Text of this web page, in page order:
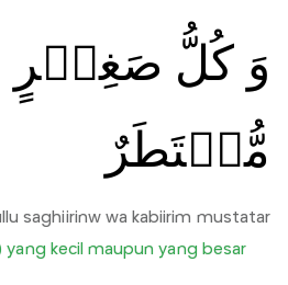
وَ كُلُّ صَغِيۡرٍ
مُّسۡتَطَرٌ
saghiirinw wa kabiirim mustatar
yang kecil maupun yang besar